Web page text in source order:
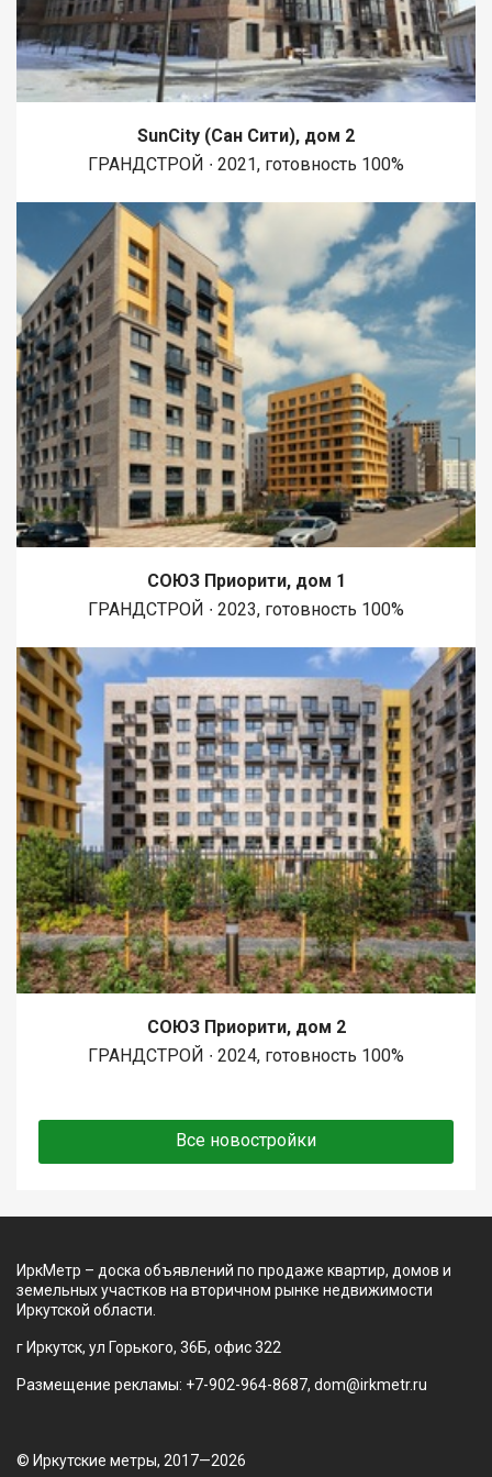
SunCity (Сан Сити), дом 2
ГРАНДСТРОЙ ∙ 2021, готовность 100%
СОЮЗ Приорити, дом 1
ГРАНДСТРОЙ ∙ 2023, готовность 100%
СОЮЗ Приорити, дом 2
ГРАНДСТРОЙ ∙ 2024, готовность 100%
Все новостройки
ИркМетр – доска объявлений по продаже квартир, домов и
земельных участков на вторичном рынке недвижимости
Иркутской области.
г Иркутск, ул Горького, 36Б, офис 322
Размещение рекламы: +7-902-964-8687, dom@irkmetr.ru
© Иркутские метры, 2017—2026